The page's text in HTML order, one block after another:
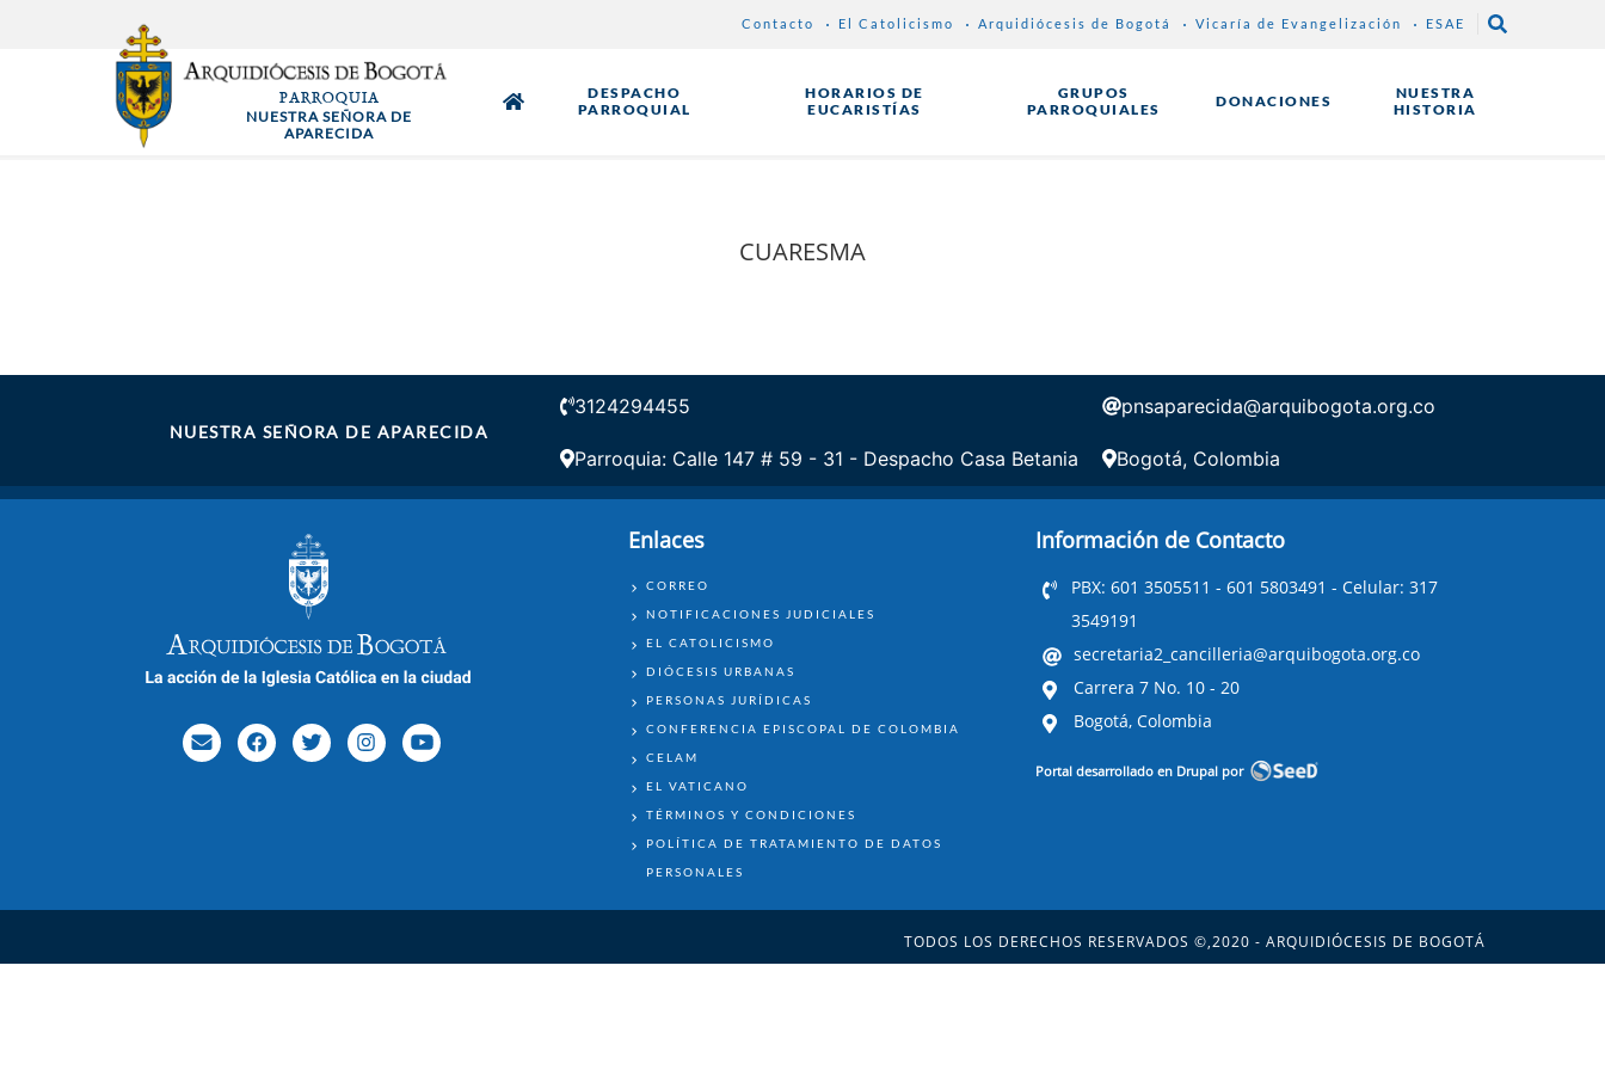
Contacto El Catolicismo Arquidiócesis de Bogotá Vicaría de Evangelización ESAE
PARROQUIA
NUESTRA SEÑORA DE
APARECIDA
DESPACHO
PARROQUIAL
HORARIOS DE
EUCARISTÍAS
GRUPOS
PARROQUIALES
DONACIONES
NUESTRA
HISTORIA
CUARESMA
NUESTRA SEÑORA DE APARECIDA
3124294455 pnsaparecida@arquibogota.org.co
Parroquia: Calle 147 # 59 - 31 - Despacho Casa Betania Bogotá, Colombia
Enlaces
ENLACES
CORREO
NOTIFICACIONES JUDICIALES
EL CATOLICISMO
DIÓCESIS URBANAS
PERSONAS JURÍDICAS
CONFERENCIA EPISCOPAL DE COLOMBIA
CELAM
EL VATICANO
TÉRMINOS Y CONDICIONES
POLÍTICA DE TRATAMIENTO DE DATOS
PERSONALES
Información de Contacto
PBX: 601 3505511 - 601 5803491 - Celular: 317
3549191
secretaria2_cancilleria@arquibogota.org.co
Carrera 7 No. 10 - 20
Bogotá, Colombia
Portal desarrollado en Drupal por
TODOS LOS DERECHOS RESERVADOS ©,2020 - ARQUIDIÓCESIS DE BOGOTÁ